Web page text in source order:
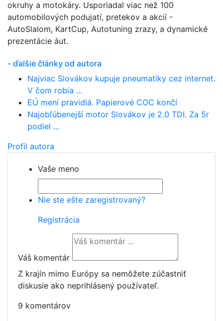
okruhy a motokáry. Usporiadal viac než 100
automobilových podujatí, pretekov a akcií -
AutoSlalom, KartCup, Autotuning zrazy, a dynamické
prezentácie áut.
- ďalšie články od autora
Najviac Slovákov kupuje pneumatiky cez internet.
V čom robia ...
EÚ mení pravidlá. Papierové COC končí
Najobľúbenejší motor Slovákov je 2.0 TDI. Za 5r
podiel ...
Profil autora
Vaše meno
Nie ste ešte zaregistrovaný?
Registrácia
Váš komentár
Z krajín mimo Európy sa nemôžete zúčastniť
diskusie ako neprihlásený používateľ.
9 komentárov